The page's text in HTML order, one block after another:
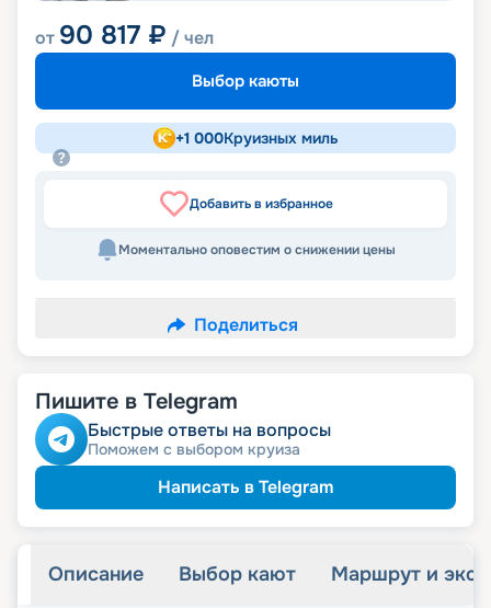
от 90 817 ₽ / чел
Выбор каюты
+1 000Круизных миль
Добавить в избранное
Моментально оповестим о снижении цены
Поделиться
Пишите в Telegram
Быстрые ответы на вопросы
Поможем с выбором круиза
Написать в Telegram
Описание Выбор кают Маршрут и